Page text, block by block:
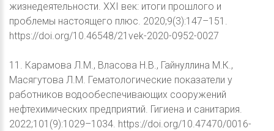
жизнедеятельности. XXI век: итоги прошлого и
проблемы настоящего плюс. 2020;9(3):147–151.
https://doi.org/10.46548/21vek-2020-0952-0027
11. Карамова Л.М., Власова Н.В., Гайнуллина М.К.,
Масягутова Л.М. Гематологические показатели у
работников водообеспечивающих сооружений
нефтехимических предприятий. Гигиена и санитария.
2022;101(9):1029–1034. https://doi.org/10.47470/0016-